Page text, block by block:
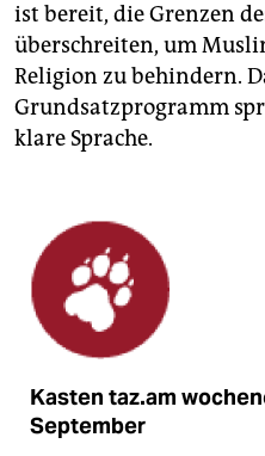
ist bereit, die Grenzen
überschreiten, um
Religion zu behindern.
Grundsatzprogramm
klare Sprache.
Kasten taz.am
September